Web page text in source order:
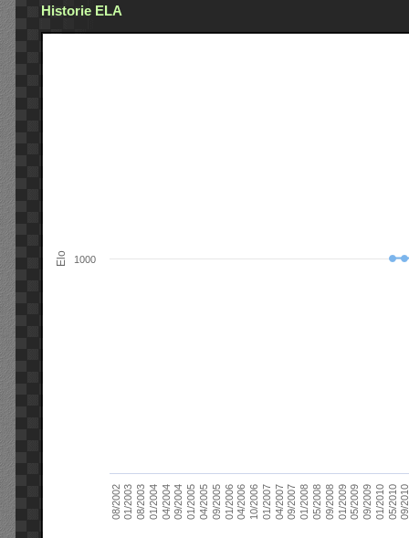
Historie ELA
Elo
08/200201/200308/200301/200404/200409/200401/200504/200509/200501/200604/200610/200601/200704/200709/200701/200805/200809/200801/200905/200909/200901/201005/201009/
1000